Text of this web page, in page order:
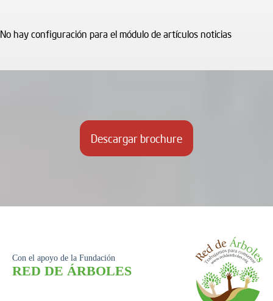
No hay configuración para el módulo de artículos noticias
Descargar brochure
Con el apoyo de la Fundación
RED DE ÁRBOLES